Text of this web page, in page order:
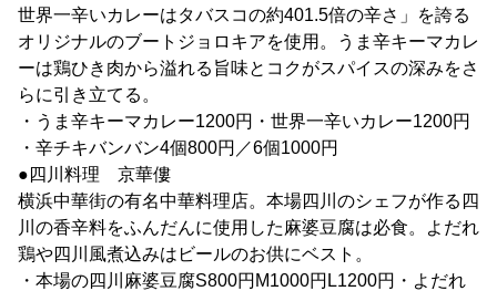
世界一辛いカレーはタバスコの約401.5倍の辛さ」を誇る
オリジナルのブートジョロキアを使用。うま辛キーマカレ
ーは鶏ひき肉から溢れる旨味とコクがスパイスの深みをさ
らに引き立てる。
・うま辛キーマカレー1200円・世界一辛いカレー1200円
・辛チキバンバン4個800円／6個1000円
●四川料理 京華僂
横浜中華街の有名中華料理店。本場四川のシェフが作る四
川の香辛料をふんだんに使用した麻婆豆腐は必食。よだれ
鶏や四川風煮込みはビールのお供にベスト。
・本場の四川麻婆豆腐S800円M1000円L1200円・よだれ